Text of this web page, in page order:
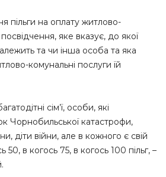
пільги на оплату житлово-
яке вказує, до якої
та чи інша особа та яка
комунальні послуги їй
сім’ї, особи, які
Чорнобильської катастрофи,
діти війни, але в кожного є свій
50, в когось 75, в когось 100 пільг, –